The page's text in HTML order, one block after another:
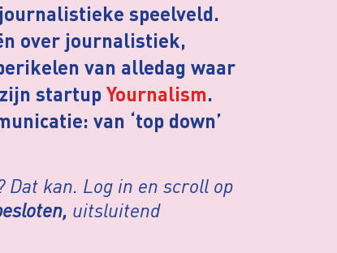
speelveld.
over journalistiek,
van alledag waar
startup Yournalism.
van ‘top down’
Dat kan. Log in en scroll op
uitsluitend